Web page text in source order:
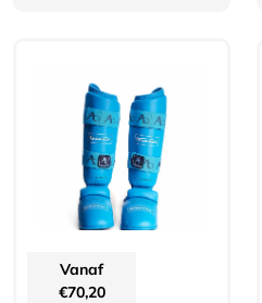
Vanaf
€70,20